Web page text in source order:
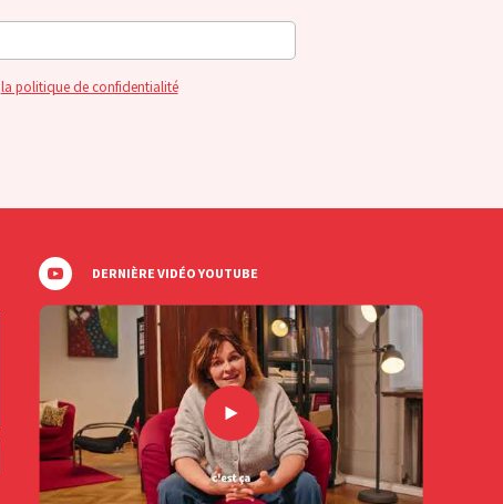
la politique de confidentialité
DERNIÈRE VIDÉO YOUTUBE